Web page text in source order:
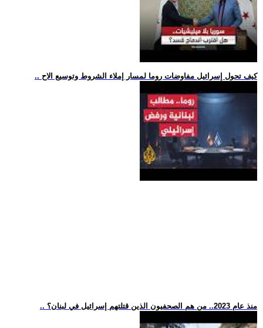
.. كيف تحول إسرائيل مفاوضات روما لمسار إملاء الشروط وتوسيع الاح
.. منذ عام 2023.. من هم الصحفيون الذين قتلتهم إسرائيل في لبنان؟